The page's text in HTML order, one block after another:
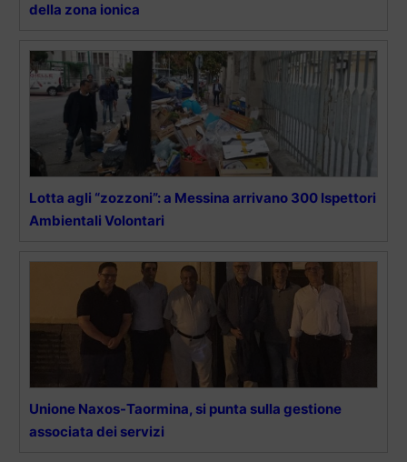
della zona ionica
Lotta agli “zozzoni”: a Messina arrivano 300 Ispettori
Ambientali Volontari
Unione Naxos-Taormina, si punta sulla gestione
associata dei servizi